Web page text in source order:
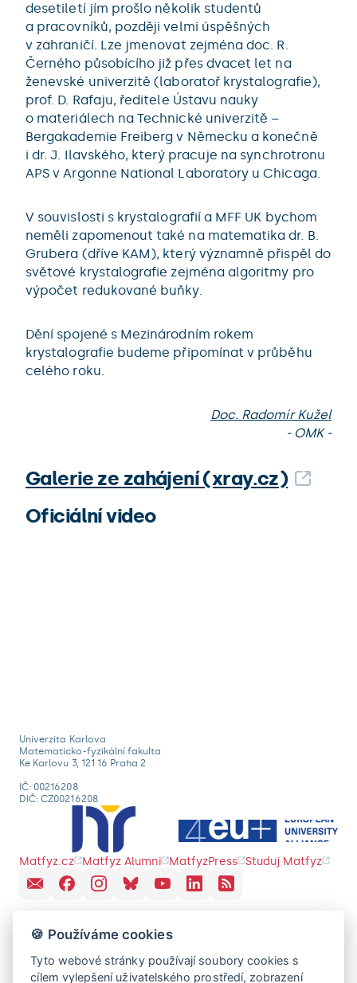
desetiletí jím prošlo několik studentů
a pracovníků, později velmi úspěšných
v zahraničí. Lze jmenovat zejména doc. R.
Černého působícího již přes dvacet let na
ženevské univerzitě (laboratoř krystalografie),
prof. D. Rafaju, ředitele Ústavu nauky
o materiálech na Technické univerzitě –
Bergakademie Freiberg v Německu a konečně
i dr. J. Ilavského, který pracuje na synchrotronu
APS v Argonne National Laboratory u Chicaga.
V souvislosti s krystalografií a MFF UK bychom
neměli zapomenout také na matematika dr. B.
Grubera (dříve KAM), který významně přispěl do
světové krystalografie zejména algoritmy pro
výpočet redukované buňky.
Dění spojené s Mezinárodním rokem
krystalografie budeme připomínat v průběhu
celého roku.
Doc. Radomír Kužel
- OMK -
Galerie ze zahájení (xray.cz)
Oficiální video
Univerzita Karlova
Matematicko-fyzikální fakulta
Ke Karlovu 3, 121 16 Praha 2
IČ: 00216208
DIČ: CZ00216208
Matfyz.cz Matfyz Alumni MatfyzPress Studuj Matfyz
🍪 Používáme cookies
Tyto webové stránky používají soubory cookies s
cílem vylepšení uživatelského prostředí, zobrazení